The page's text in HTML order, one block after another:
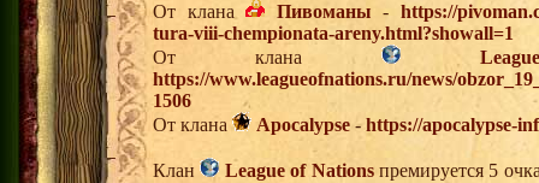
От клана
Пивоманы -https://
tura-viii-chempionata-areny.html?showall=1
От клана
https://www.leagueofnations.ru/news/
1506
От клана
Apocalypse - https://apocalypse-
Клан League of Nationsпремируется 5